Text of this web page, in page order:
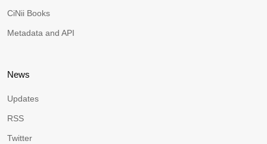
CiNii Books
Metadata and API
News
Updates
RSS
Twitter